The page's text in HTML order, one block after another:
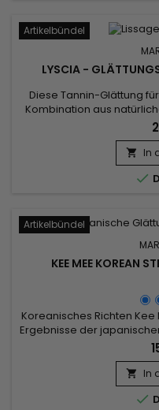
Artikelbündel
LYSCIA -
Diese Tannin-Glättung
Kombination aus
reparieren, zu umhüllen
intensiv zu pflegen. Das
Behandlung mit
sind, die Haarstruktur
 In

Artikelbündel
KEE MEE KOREAN
Koreanisches Richten
Ergebnisse der
Monate) und die der
Haarreparatur) ! Es
werden: gefärbtes,
sogar geschädigtes
 In
